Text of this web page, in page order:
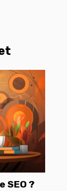
SEO ?